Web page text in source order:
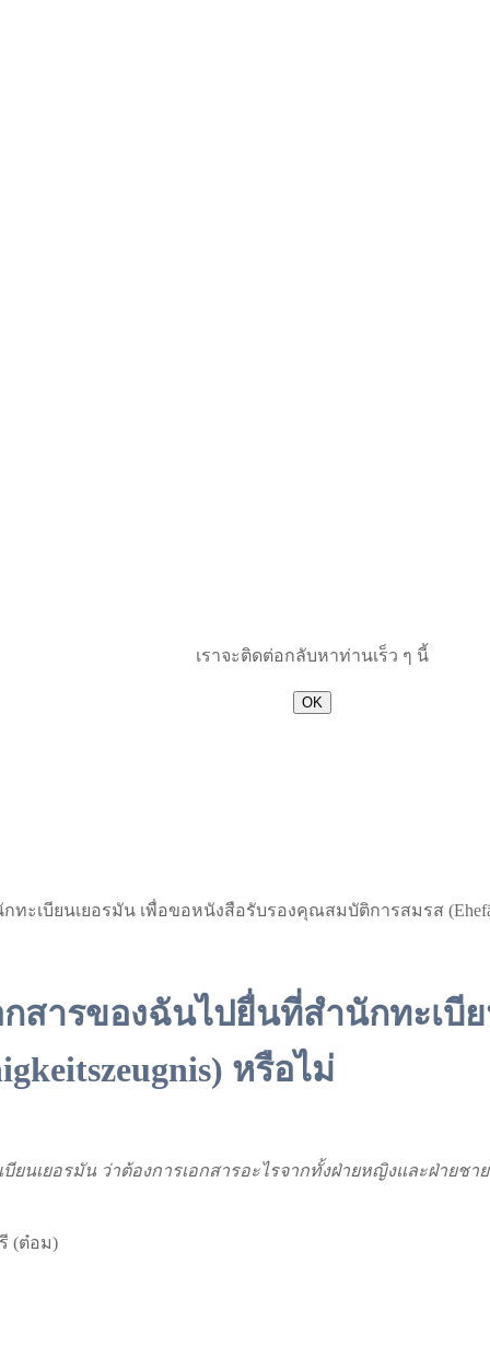
เราจะติดต่อกลับหาท่านเร็ว ๆ นี้
OK
เบียนเยอรมัน เพื่อขอหนังสือรับรองคุณสมบัติการสมรส
สารของฉันไปยื่นที่สำนักทะเบี
หรือไม่
นเยอรมัน ว่าต้องการเอกสารอะไรจากทั้งฝ่ายหญิงและฝ่ายชา
(ต๋อม)